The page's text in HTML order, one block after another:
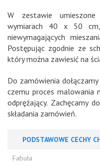
W zestawie
wymiarach 40 x 50
niewymagających
Postępując zgodnie ze
który można zawiesić na
Do zamówienia
czemu proces malowania
odprężający. Zachęcamy
składania zamówień.
PODSTAWOWE CECHY
Fabuła